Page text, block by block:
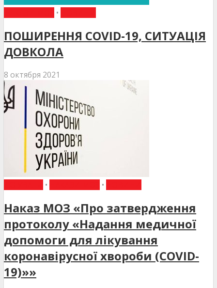
•
ПОШИРЕННЯ COVID-19, СИТУАЦІЯ
ДОВКОЛА
8 октября 2021
• •
Наказ МОЗ «Про затвердження
протоколу «Надання медичної
допомоги для лікування
коронавірусної хвороби (COVID-
19)»»